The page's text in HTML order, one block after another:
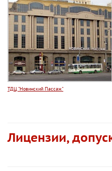
ТДЦ "Новинский Пассаж"
Лицензии,